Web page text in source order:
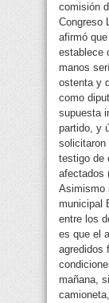
comisión
Congreso
afirmó
establece
manos
ostenta y
como
supuesta
partido, y
solicitaron
testigo de
afectados
Asimismo
municipal
entre los
es que el
agredidos
mañana,